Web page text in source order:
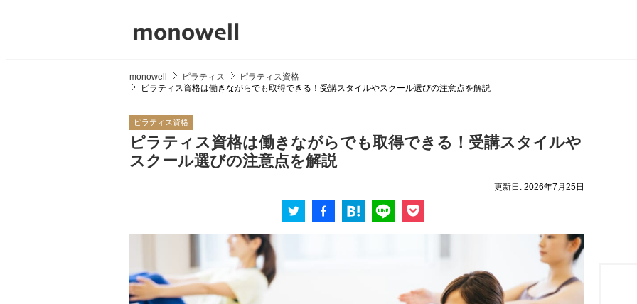
monowell ピラティス
ピラティス資格
ピラティス資格は働きながらでも取得できる！受講スタイルやスクール選びの注意点を解説
ピラティス資格
ピラティス資格は働きながらでも取得できる！受講スタイルや
スクール選びの注意点を解説
更新日: 2026年7月25日